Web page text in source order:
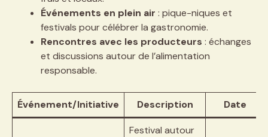
Événements en plein air : pique-niques et
festivals pour célébrer la gastronomie.
Rencontres avec les producteurs : échanges
et discussions autour de l’alimentation
responsable.
Événement/Initiative Description Date
Festival autour